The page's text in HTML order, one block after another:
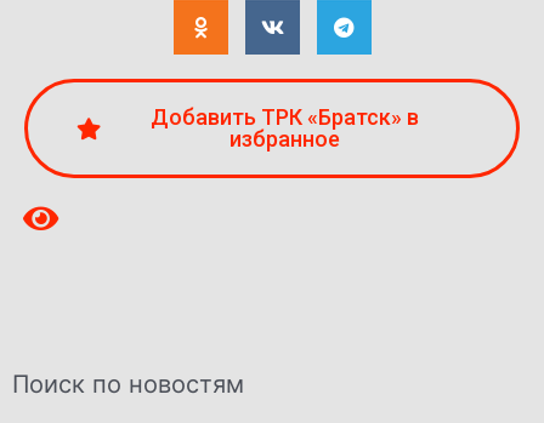
Добавить ТРК «Братск» в
избранное
Поиск по новостям